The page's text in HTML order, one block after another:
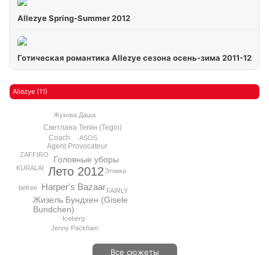
Allezye Spring-Summer 2012
Готическая романтика Allezye сезона осень-зима 2011-12
Allezye (11)
Лето 2012
Harper's Bazaar
Головные уборы
Жизель Бундхен (Gisele
Bundchen)
Agent Provocateur
Coach
Светлана Тегин (Tegin)
KURALAI
Iceberg
ASOS
Жукова Даша
Jenny Packham
Этника
befree FAIRLY
ZAFFIRO
Все сюжеты